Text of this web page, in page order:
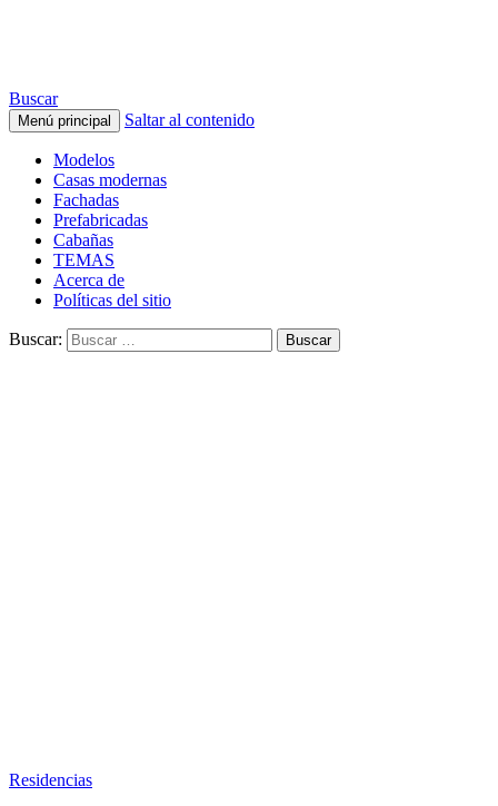
Buscar
Menú principal Saltar al contenido
Modelos
Casas modernas
Fachadas
Prefabricadas
Cabañas
TEMAS
Acerca de
Políticas del sitio
Buscar:
Residencias